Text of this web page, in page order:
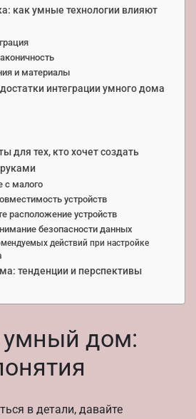
как умные технологии влияют
и материалы
интеграции умного дома
для тех, кто хочет создать
с малого
устройств
расположение устройств
безопасности данных
действий при настройке
тенденции и перспективы
умный дом:
в детали, давайте